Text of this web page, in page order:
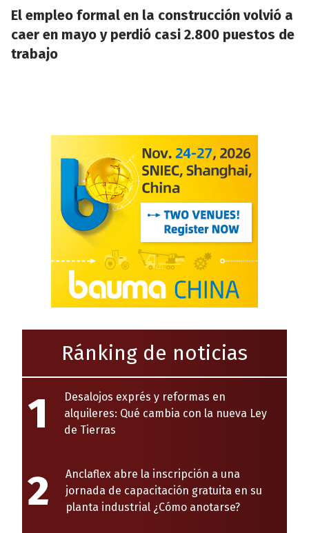
El empleo formal en la construcción volvió a
caer en mayo y perdió casi 2.800 puestos de
trabajo
Ránking de noticias
1
Desalojos exprés y reformas en
alquileres: Qué cambia con la nueva Ley
de Tierras
2
Anclaflex abre la inscripción a una
jornada de capacitación gratuita en su
planta industrial ¿Cómo anotarse?